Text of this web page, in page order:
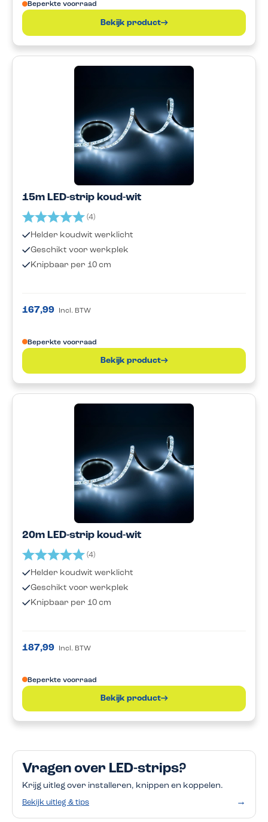
Beperkte voorraad
Bekijk product
15m LED-strip koud-wit
Beoordeling: (4)
Helder koudwit werklicht
Geschikt voor werkplek
Knipbaar per 10 cm
167,99 Incl. BTW
Beperkte voorraad
Bekijk product
20m LED-strip koud-wit
Beoordeling: (4)
Helder koudwit werklicht
Geschikt voor werkplek
Knipbaar per 10 cm
187,99 Incl. BTW
Beperkte voorraad
Bekijk product
Vragen over LED-strips?
Krijg uitleg over installeren, knippen en koppelen.
Bekijk uitleg & tips →